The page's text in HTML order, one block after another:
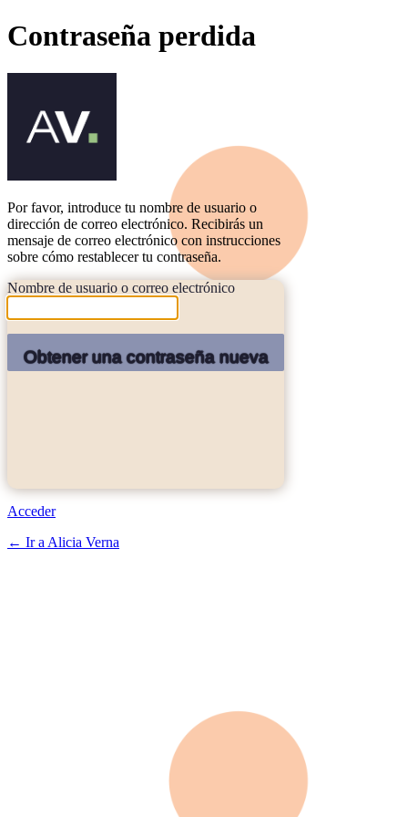
Contraseña perdida
Por favor, introduce tu nombre de usuario o
dirección de correo electrónico. Recibirás un
mensaje de correo electrónico con instrucciones
sobre cómo restablecer tu contraseña.
Nombre de usuario o correo electrónico
Acceder
← Ir a Alicia Verna